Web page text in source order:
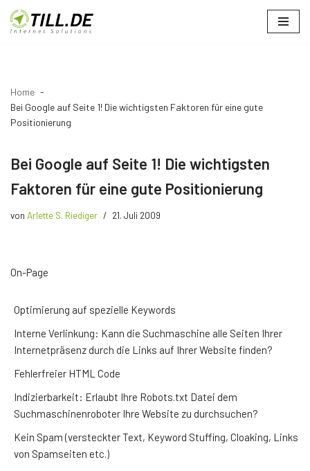
Zum
Home
Bei Google auf Seite 1! Die wichtigsten Faktoren für eine gute
Positionierung
Bei Google auf Seite 1! Die wichtigsten
Faktoren für eine gute Positionierung
von Arlette S. Riediger 21. Juli 2009
On-Page
Optimierung auf spezielle Keywords
Interne Verlinkung: Kann die Suchmaschine alle Seiten Ihrer
Internetpräsenz durch die Links auf Ihrer Website finden?
Fehlerfreier HTML Code
Indizierbarkeit: Erlaubt Ihre Robots.txt Datei dem
Suchmaschinenroboter Ihre Website zu durchsuchen?
Kein Spam (versteckter Text, Keyword Stuffing, Cloaking, Links
von Spamseiten etc.)